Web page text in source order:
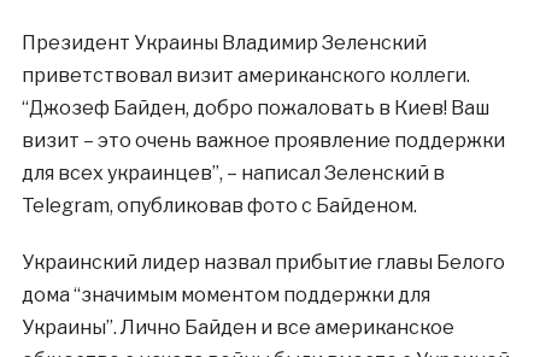
Президент Украины Владимир Зеленский
приветствовал визит американского коллеги.
“Джозеф Байден, добро пожаловать в Киев! Ваш
визит – это очень важное проявление поддержки
для всех украинцев”, – написал Зеленский в
Telegram, опубликовав фото с Байденом.
Украинский лидер назвал прибытие главы Белого
дома “значимым моментом поддержки для
Украины”. Лично Байден и все американское